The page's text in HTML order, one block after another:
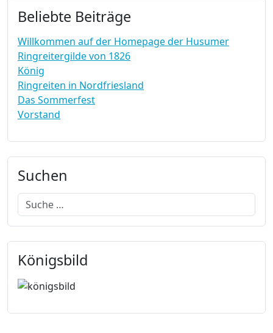
Beliebte Beiträge
Willkommen auf der Homepage der Husumer
Ringreitergilde von 1826
König
Ringreiten in Nordfriesland
Das Sommerfest
Vorstand
Suchen
Suchen
Königsbild